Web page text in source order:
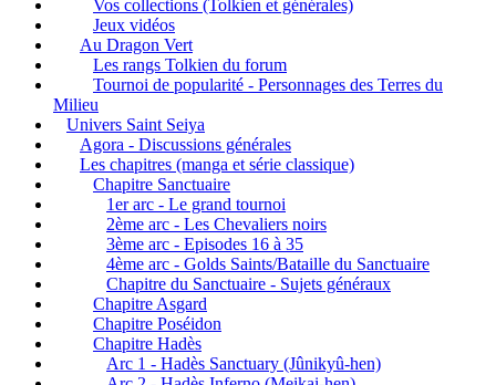
Vos collections (Tolkien et générales)
Jeux vidéos
Au Dragon Vert
Les rangs Tolkien du forum
Tournoi de popularité - Personnages des Terres du
Milieu
Univers Saint Seiya
Agora - Discussions générales
Les chapitres (manga et série classique)
Chapitre Sanctuaire
1er arc - Le grand tournoi
2ème arc - Les Chevaliers noirs
3ème arc - Episodes 16 à 35
4ème arc - Golds Saints/Bataille du Sanctuaire
Chapitre du Sanctuaire - Sujets généraux
Chapitre Asgard
Chapitre Poséidon
Chapitre Hadès
Arc 1 - Hadès Sanctuary (Jûnikyû-hen)